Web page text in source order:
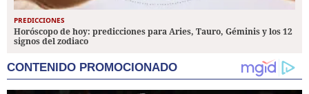
PREDICCIONES
Horóscopo de hoy: predicciones para Aries, Tauro, Géminis y los 12
signos del zodiaco
CONTENIDO PROMOCIONADO